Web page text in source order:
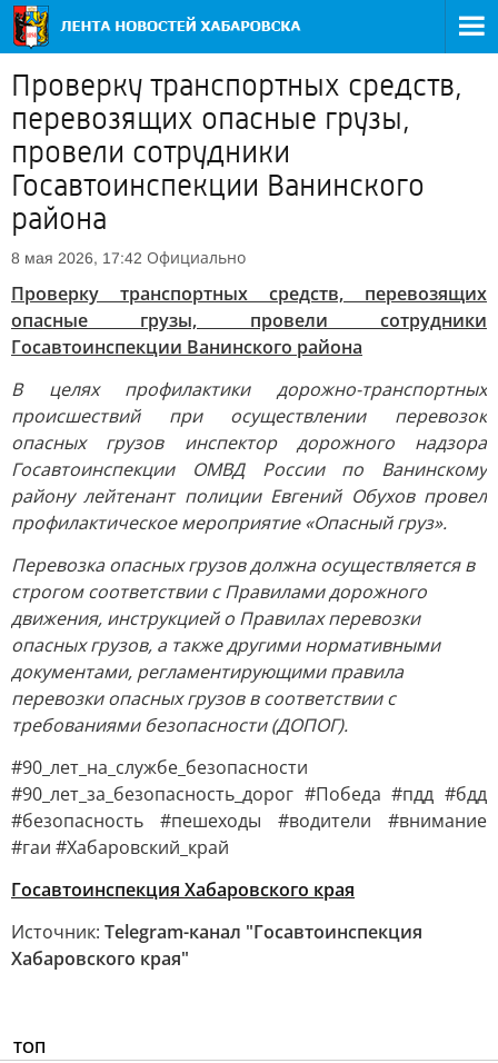
Проверку транспортных средств,
перевозящих опасные грузы,
провели сотрудники
Госавтоинспекции Ванинского
района
8 мая 2026, 17:42 Официально
Проверку транспортных средств, перевозящих
опасные грузы, провели сотрудники
Госавтоинспекции Ванинского района
В целях профилактики дорожно-транспортных
происшествий при осуществлении перевозок
опасных грузов инспектор дорожного надзора
Госавтоинспекции ОМВД России по Ванинскому
району лейтенант полиции Евгений Обухов провел
профилактическое мероприятие «Опасный груз».
Перевозка опасных грузов должна осуществляется в
строгом соответствии с Правилами дорожного
движения, инструкцией о Правилах перевозки
опасных грузов, а также другими нормативными
документами, регламентирующими правила
перевозки опасных грузов в соответствии с
требованиями безопасности (ДОПОГ).
#90_лет_на_службе_безопасности
#90_лет_за_безопасность_дорог #Победа #пдд #бдд
#безопасность #пешеходы #водители #внимание
#гаи #Хабаровский_край
Госавтоинспекция Хабаровского края
Источник: Telegram-канал "Госавтоинспекция
Хабаровского края"
ТОП